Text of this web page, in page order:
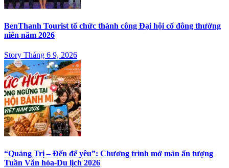
BenThanh Tourist tổ chức thành công Đại hội cổ đông thường
niên năm 2026
Story Tháng 6 9, 2026
“Quảng Trị – Đến để yêu”: Chương trình mở màn ấn tượng
Tuần Văn hóa-Du lịch 2026